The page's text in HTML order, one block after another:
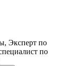
Эксперт по
по